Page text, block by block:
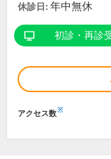
休診日: 年中無休
初診・再診
アクセス数※